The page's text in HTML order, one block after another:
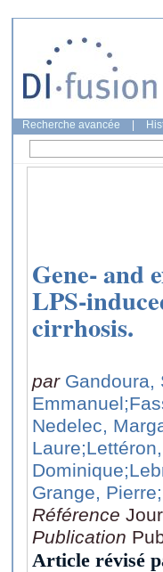
Recherche avancée
Gene- and
LPS-
cirrhosis.
par Gandoura,
Emmanuel
Nedelec,
Laure
Dominique
Grange, Pierre
Référence
Publication
Article révisé